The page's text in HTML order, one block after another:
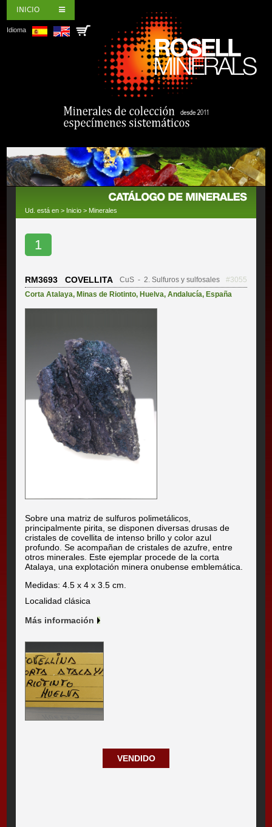
INICIO
Idioma
Ud. está en > Inicio > Minerales
1
RM3693 COVELLITA CuS- 2. Sulfuros y sulfosales
#3055
Corta Atalaya,Minas de Riotinto,Huelva,Andalucía,España
Sobre una matriz de sulfuros polimetálicos,
principalmente pirita, se disponen diversas drusas de
cristales de covellita de intenso brillo y color azul
profundo. Se acompañan de cristales de azufre, entre
otros minerales. Este ejemplar procede de la corta
Atalaya, una explotación minera onubense emblemática.
Medidas: 4.5 x 4 x 3.5 cm.
Localidad clásica
Más información
VENDIDO